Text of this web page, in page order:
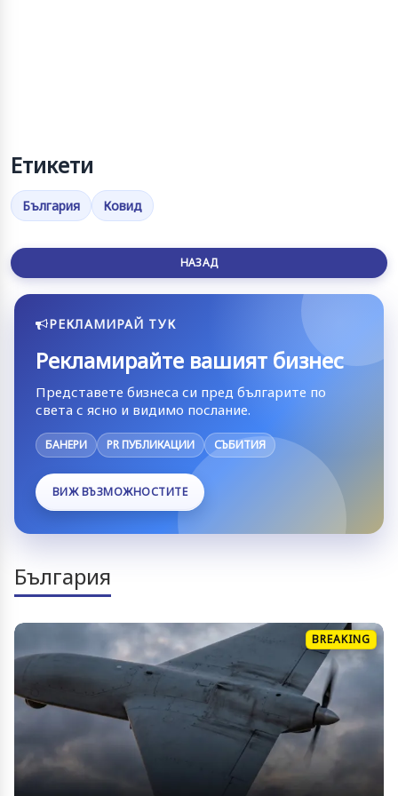
Етикети
България Ковид
НАЗАД
РЕКЛАМИРАЙ ТУК
Рекламирайте вашият бизнес
Представете бизнеса си пред българите по
света с ясно и видимо послание.
БАНЕРИ PR ПУБЛИКАЦИИ СЪБИТИЯ
ВИЖ ВЪЗМОЖНОСТИТЕ
България
BREAKING